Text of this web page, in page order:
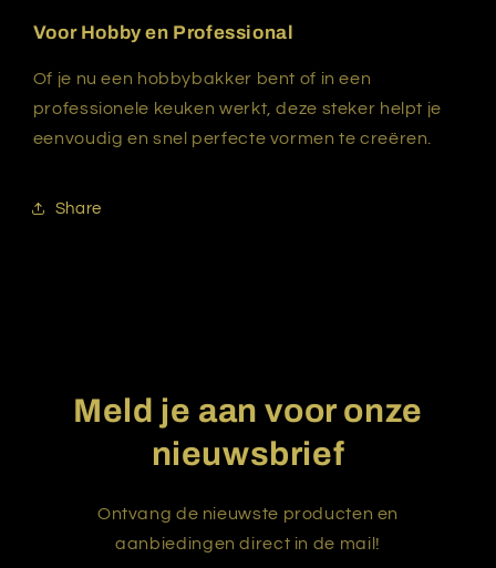
Voor Hobby en Professional
Of je nu een hobbybakker bent of in een
professionele keuken werkt, deze steker helpt je
eenvoudig en snel perfecte vormen te creëren.
Share
Meld je aan voor onze
nieuwsbrief
Ontvang de nieuwste producten en
aanbiedingen direct in de mail!